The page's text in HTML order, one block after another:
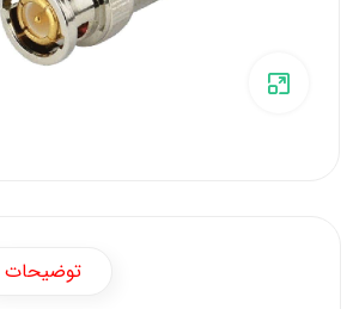
توضیحات